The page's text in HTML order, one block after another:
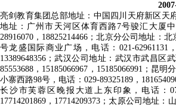
亮剑教育集团总部地址：中国四川天府新区天
地址：广州市天河区体育西路7号骏汇大厦中
28916070，18825214466；北京分公司地址：
号龙盛国际商业广场，电话：021-62961131
13389648356；武汉公司地址：武汉市武昌区
85553688，15185066967，15185066991；昆
小寨西路98号，电话：029-89325189，
长沙市芙蓉区晚报大道上东印象，电话：
17714201869，17714209373；太原公司地址